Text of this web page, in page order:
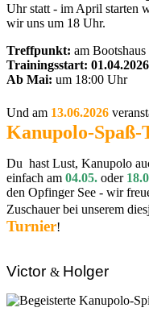
Uhr statt - im April starten
wir uns um 18 Uhr.
Treffpunkt: am Bootshaus
Trainingsstart: 01.04.2026
Ab Mai: um 18:00 Uhr
Und am 13.06.2026
Kanupolo-
Du hast Lust, Kanupolo
einfach am 04.05. oder
den Opfinger See - wir
Zuschauer bei unserem
Turnier!
Victor & Holger